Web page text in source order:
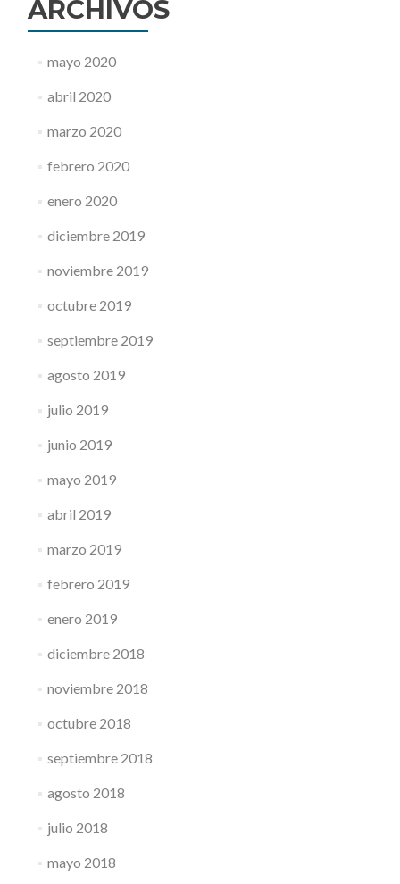
ARCHIVOS
mayo 2020
abril 2020
marzo 2020
febrero 2020
enero 2020
diciembre 2019
noviembre 2019
octubre 2019
septiembre 2019
agosto 2019
julio 2019
junio 2019
mayo 2019
abril 2019
marzo 2019
febrero 2019
enero 2019
diciembre 2018
noviembre 2018
octubre 2018
septiembre 2018
agosto 2018
julio 2018
mayo 2018